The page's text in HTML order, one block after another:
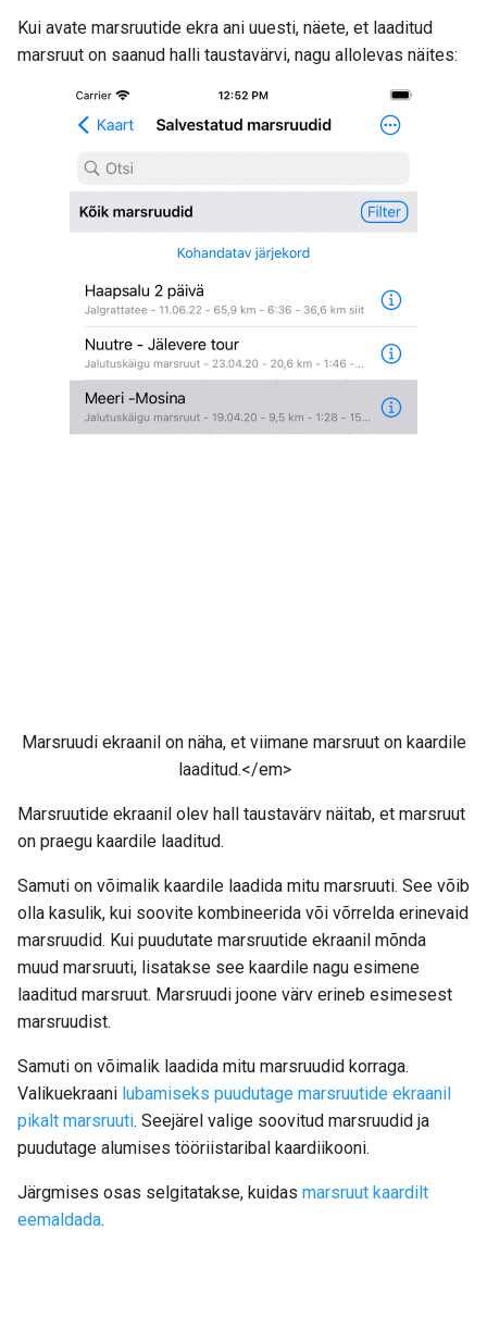
Kui avate marsruutide ekra ani uuesti, näete, et laaditud
marsruut on saanud halli taustavärvi, nagu allolevas näites:
Marsruudi ekraanil on näha, et viimane marsruut on kaardile
laaditud.</em>
Marsruutide ekraanil olev hall taustavärv näitab, et marsruut
on praegu kaardile laaditud.
Samuti on võimalik kaardile laadida mitu marsruuti. See võib
olla kasulik, kui soovite kombineerida või võrrelda erinevaid
marsruudid. Kui puudutate marsruutide ekraanil mõnda
muud marsruuti, lisatakse see kaardile nagu esimene
laaditud marsruut. Marsruudi joone värv erineb esimesest
marsruudist.
Samuti on võimalik laadida mitu marsruudid korraga.
Valikuekraani lubamiseks puudutage marsruutide ekraanil
pikalt marsruuti. Seejärel valige soovitud marsruudid ja
puudutage alumises tööriistaribal kaardiikooni.
Järgmises osas selgitatakse, kuidas marsruut kaardilt
eemaldada.